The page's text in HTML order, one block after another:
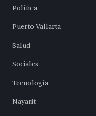
Política
Puerto Vallarta
Salud
Sociales
Tecnología
Nayarit